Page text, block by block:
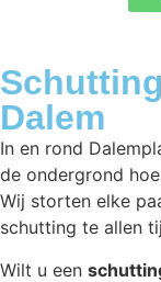
Dalem
In en rond
de ondergrond
Wij storten elke
schutting te allen
Wilt u een